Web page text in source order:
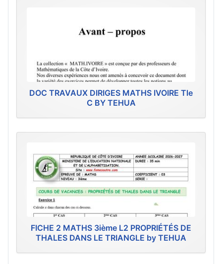
DOC TRAVAUX DIRIGES MATHS IVOIRE Tle
C BY TEHUA
FICHE 2 MATHS 3ième L2 PROPRIÉTÉS DE
THALES DANS LE TRIANGLE by TEHUA